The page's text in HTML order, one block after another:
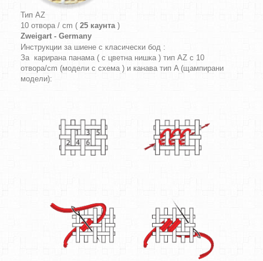
Тип AZ
10 отвора / cm ( 25 каунта)
Zweigart - Germany
Инструкции за шиене с класически бод :
За карирана панама ( с цветна нишка ) тип AZ с 10
отвора/cm (модели с схема ) и канава тип A (щампирани
модели):